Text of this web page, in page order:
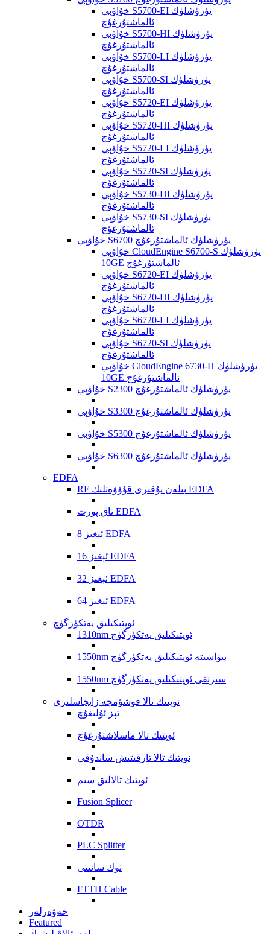
خۇاۋېي S5700-EI يۈرۈشلۈك
ئالماشتۇرغۇچ
خۇاۋېي S5700-HI يۈرۈشلۈك
ئالماشتۇرغۇچ
خۇاۋېي S5700-LI يۈرۈشلۈك
ئالماشتۇرغۇچ
خۇاۋېي S5700-SI يۈرۈشلۈك
ئالماشتۇرغۇچ
خۇاۋېي S5720-EI يۈرۈشلۈك
ئالماشتۇرغۇچ
خۇاۋېي S5720-HI يۈرۈشلۈك
ئالماشتۇرغۇچ
خۇاۋېي S5720-LI يۈرۈشلۈك
ئالماشتۇرغۇچ
خۇاۋېي S5720-SI يۈرۈشلۈك
ئالماشتۇرغۇچ
خۇاۋېي S5730-HI يۈرۈشلۈك
ئالماشتۇرغۇچ
خۇاۋېي S5730-SI يۈرۈشلۈك
ئالماشتۇرغۇچ
خۇاۋېي S6700 يۈرۈشلۈك ئالماشتۇرغۇچ
خۇاۋېي CloudEngine S6700-S يۈرۈشلۈك
10GE ئالماشتۇرغۇچ
خۇاۋېي S6720-EI يۈرۈشلۈك
ئالماشتۇرغۇچ
خۇاۋېي S6720-HI يۈرۈشلۈك
ئالماشتۇرغۇچ
خۇاۋېي S6720-LI يۈرۈشلۈك
ئالماشتۇرغۇچ
خۇاۋېي S6720-SI يۈرۈشلۈك
ئالماشتۇرغۇچ
خۇاۋېي CloudEngine 6730-H يۈرۈشلۈك
10GE ئالماشتۇرغۇچ
خۇاۋېي S2300 يۈرۈشلۈك ئالماشتۇرغۇچ
خۇاۋېي S3300 يۈرۈشلۈك ئالماشتۇرغۇچ
خۇاۋېي S5300 يۈرۈشلۈك ئالماشتۇرغۇچ
خۇاۋېي S6300 يۈرۈشلۈك ئالماشتۇرغۇچ
EDFA
RF بىلەن يۇقىرى قۇۋۋەتلىك EDFA
تاق پورت EDFA
8 ئېغىز EDFA
16 ئېغىز EDFA
32 ئېغىز EDFA
64 ئېغىز EDFA
ئوپتىكىلىق يەتكۈزگۈچ
1310nm ئوپتىكىلىق يەتكۈزگۈچ
1550nm بىۋاسىتە ئوپتىكىلىق يەتكۈزگۈچ
1550nm سىرتقى ئوپتىكىلىق يەتكۈزگۈچ
ئوپتىك تالا قوشۇمچە زاپچاسلىرى
تېز ئۇلىغۇچ
ئوپتىك تالا ماسلاشتۇرغۇچ
ئوپتىك تالا تارقىتىش ساندۇقى
ئوپتىك تالالىق سىم
Fusion Splicer
OTDR
PLC Splitter
توك سائىتى
FTTH Cable
خەۋەرلەر
Featured